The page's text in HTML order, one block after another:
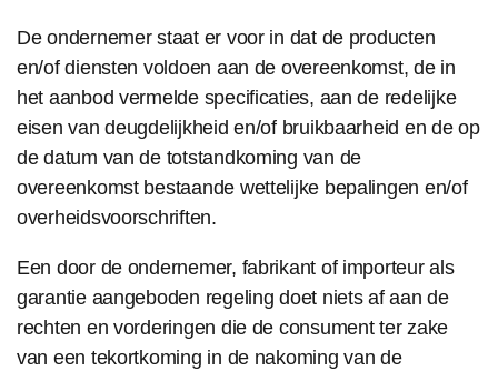
De ondernemer staat er voor in dat de producten
en/of diensten voldoen aan de overeenkomst, de in
het aanbod vermelde specificaties, aan de redelijke
eisen van deugdelijkheid en/of bruikbaarheid en de op
de datum van de totstandkoming van de
overeenkomst bestaande wettelijke bepalingen en/of
overheidsvoorschriften.
Een door de ondernemer, fabrikant of importeur als
garantie aangeboden regeling doet niets af aan de
rechten en vorderingen die de consument ter zake
van een tekortkoming in de nakoming van de